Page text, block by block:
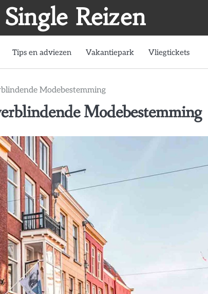
Single Reizen
Tips en adviezen Vakantiepark Vliegtickets
Modebestemming
Modebestemming